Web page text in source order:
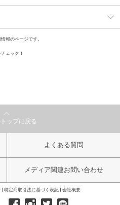
報のページです。
ェック！
ップに戻る
よくある質問
メディア関連お問い合わせ
特定商取引法に基づく表記 会社概要